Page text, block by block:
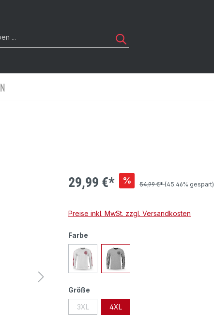
29,99 €* % 54,99 €*(45.46% gespart)
Preise inkl. MwSt. zzgl. Versandkosten
Farbe
Größe
3XL 4XL